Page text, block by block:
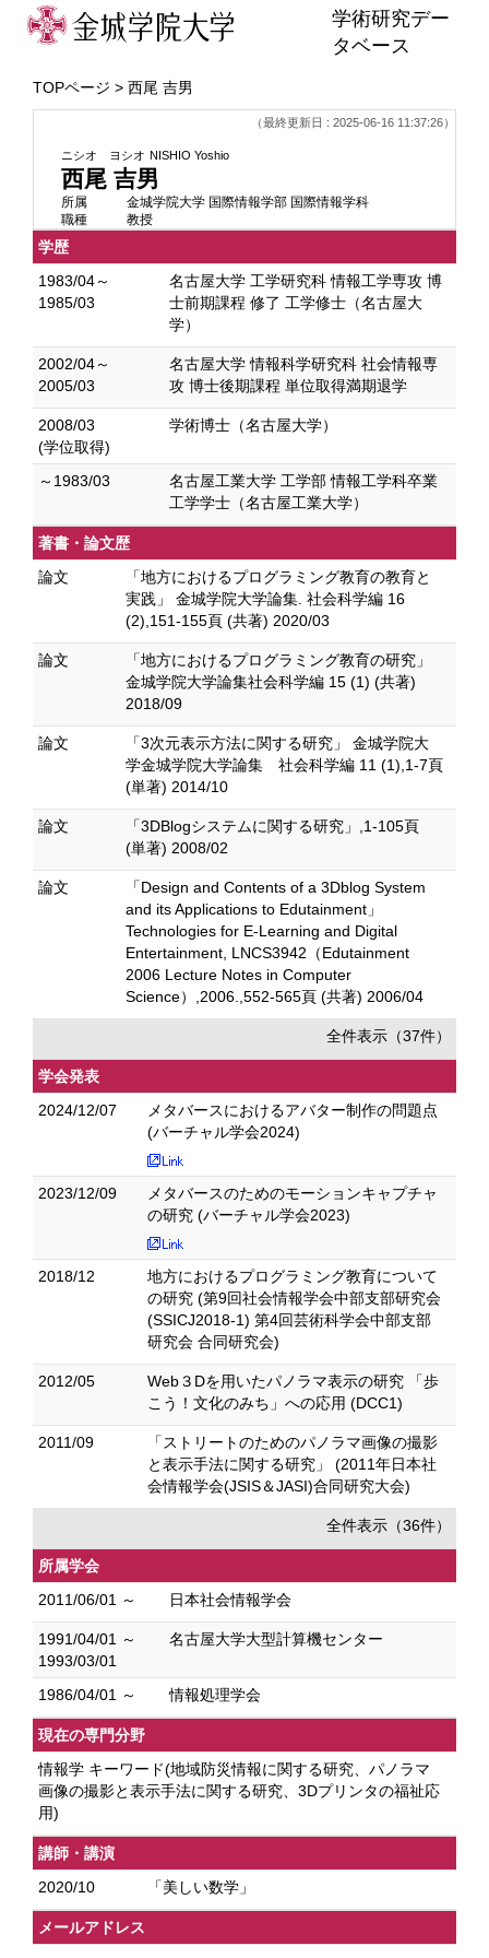
学術研究デー
タベース
TOPページ > 西尾 吉男
（最終更新日 : 2025-06-16 11:37:26）
ニシオ ヨシオ NISHIO Yoshio
西尾 吉男
所属
金城学院大学 国際情報学部 国際情報学科
職種
教授
学歴
1983/04～
1985/03
名古屋大学 工学研究科 情報工学専攻 博
士前期課程 修了 工学修士（名古屋大
学）
2002/04～
2005/03
名古屋大学 情報科学研究科 社会情報専
攻 博士後期課程 単位取得満期退学
2008/03
(学位取得)
学術博士（名古屋大学）
～1983/03
名古屋工業大学 工学部 情報工学科卒業
工学学士（名古屋工業大学）
著書・論文歴
論文
「地方におけるプログラミング教育の教育と
実践」 金城学院大学論集. 社会科学編 16
(2),151-155頁 (共著) 2020/03
論文
「地方におけるプログラミング教育の研究」
金城学院大学論集社会科学編 15 (1) (共著)
2018/09
論文
「3次元表示方法に関する研究」 金城学院大
学金城学院大学論集 社会科学編 11 (1),1-7頁
(単著) 2014/10
論文
「3DBlogシステムに関する研究」,1-105頁
(単著) 2008/02
論文
「Design and Contents of a 3Dblog System
and its Applications to Edutainment」
Technologies for E-Learning and Digital
Entertainment, LNCS3942（Edutainment
2006 Lecture Notes in Computer
Science）,2006.,552-565頁 (共著) 2006/04
全件表示（37件）
学会発表
2024/12/07
メタバースにおけるアバター制作の問題点
(バーチャル学会2024)
2023/12/09
メタバースのためのモーションキャプチャ
の研究 (バーチャル学会2023)
2018/12
地方におけるプログラミング教育について
の研究 (第9回社会情報学会中部支部研究会
(SSICJ2018-1) 第4回芸術科学会中部支部
研究会 合同研究会)
2012/05
Web３Dを用いたパノラマ表示の研究 「歩
こう！文化のみち」への応用 (DCC1)
2011/09
「ストリートのためのパノラマ画像の撮影
と表示手法に関する研究」 (2011年日本社
会情報学会(JSIS＆JASI)合同研究大会)
全件表示（36件）
所属学会
2011/06/01 ～
日本社会情報学会
1991/04/01 ～
1993/03/01
名古屋大学大型計算機センター
1986/04/01 ～ 情報処理学会
現在の専門分野
情報学 キーワード(地域防災情報に関する研究、パノラマ
画像の撮影と表示手法に関する研究、3Dプリンタの福祉応
用)
講師・講演
2020/10
「美しい数学」
メールアドレス